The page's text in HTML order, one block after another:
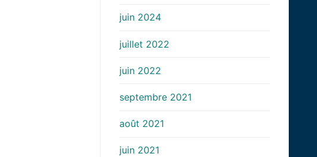
juin 2024
juillet 2022
juin 2022
septembre 2021
août 2021
juin 2021